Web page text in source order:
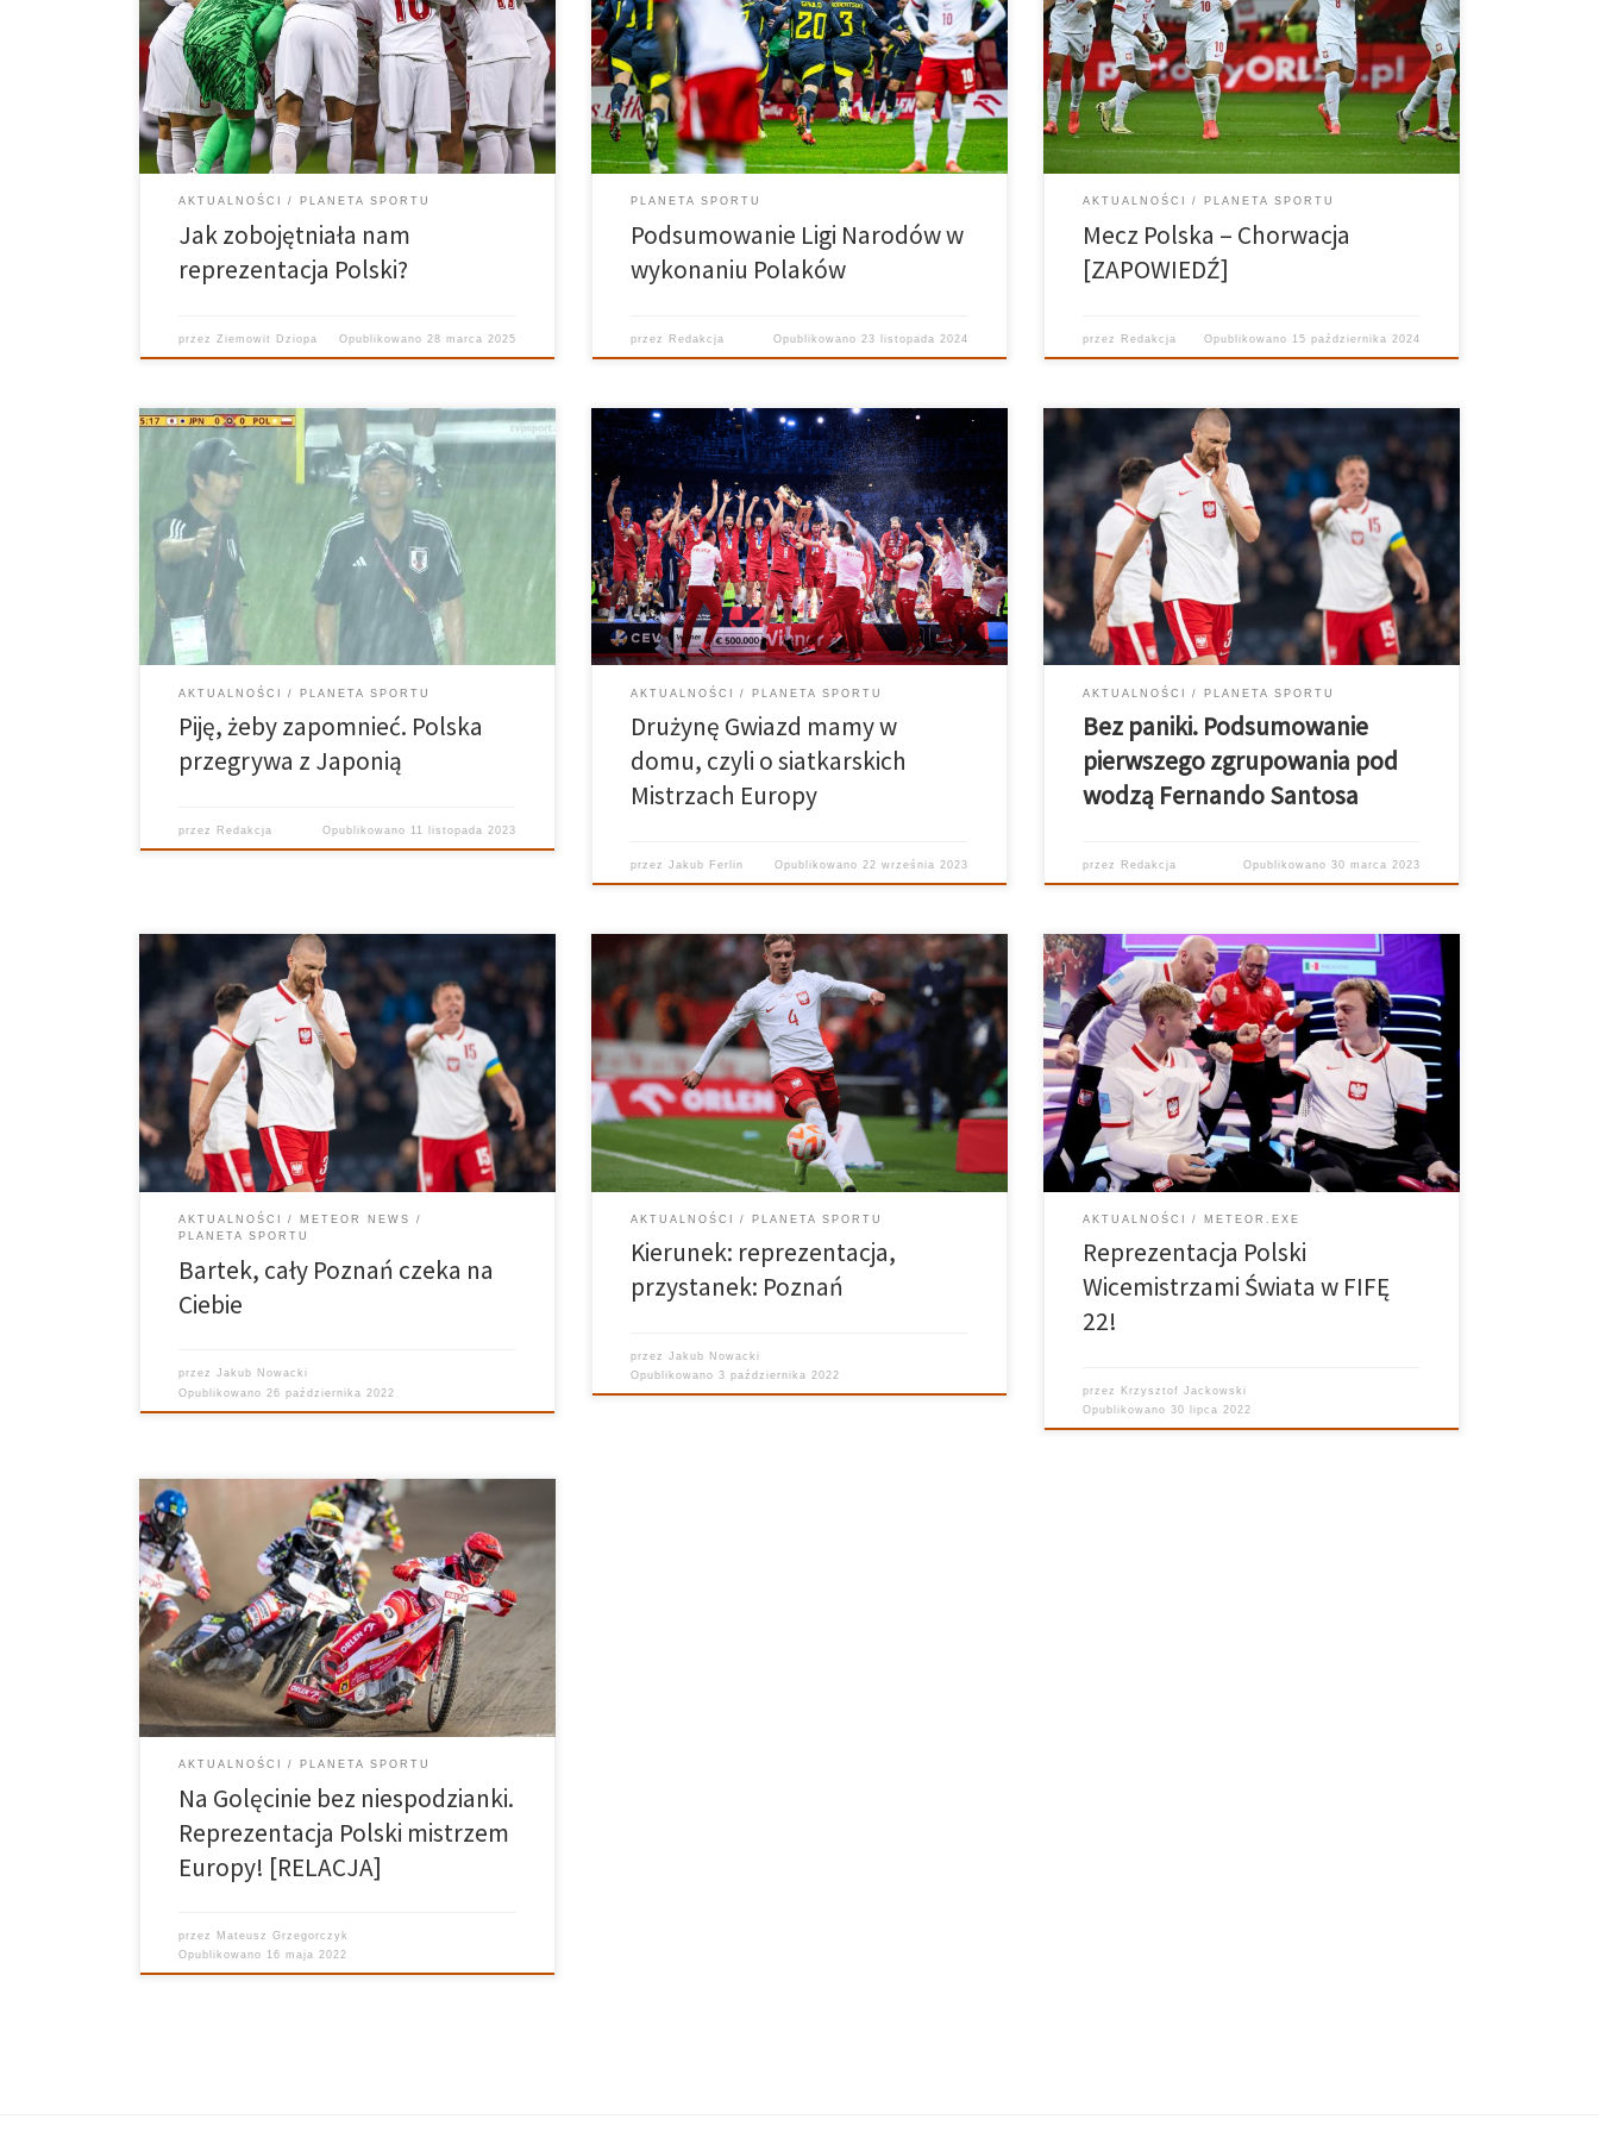
polskim futbolu jest zupełne zobojętnienie na
reprezentację Polski. Tkwimy w straszliwym marazmie,
wciąż karmimy się wspomnieniami z czasów Adama
Nawałki. Przez to powoli godzimy się z tym, że więcej
takich sukcesów, takiej reprezentacji […]
AKTUALNOŚCI PLANETA SPORTU
Jak zobojętniała nam
reprezentacja Polski?
przezZiemowit Dziopa Opublikowano 28 marca 2025
Polski w Lidze Narodów. 1 zwycięstwo, 1 remis i aż 4
porażki. Takie wyniki doprowadziły do spadku kadry
do Dywizji B. Jak możemy podsumować spotkania w
wykonaniu naszych „Orłów”? Kto pokazał się na […]
PLANETA SPORTU
Podsumowanie Ligi Narodów w
wykonaniu Polaków
przez Redakcja Opublikowano 23 listopada 2024
podejmie na PGE Stadionie Narodowym kadrę
Chorwacji. Polacy po kiepskim meczu z Portugalią
zagrają ponownie przed swoją publicznością i na
pewno będą chcieli się zrehabilitować. Chorwaci
natomiast […]
AKTUALNOŚCI PLANETA SPORTU
Mecz Polska – Chorwacja
[ZAPOWIEDŹ]
przez Redakcja Opublikowano 15 października 2024
Reprezentacja Polski do lat 17 na początku swojej
przygody z Mistrzostwami Świata przegraław starciu z
Japonią 0:1. Piłkarzom Marcina Włodarskiego,
pomimo wyraźnej ambicji, nie udało się przeciwstawić
wszelkim przeciwnościom losu. Drużyna uznawana za
najzdolniejszy rocznik w polskiej piłce od lat, […]
AKTUALNOŚCI PLANETA SPORTU
Piję, żeby zapomnieć. Polska
przegrywa z Japonią
przez Redakcja Opublikowano 11 listopada 2023
Do sukcesów reprezentacji Polski siatkarzy kibice
zdążyli się już przyzwyczaić. W XXI wieku
zanotowaliśmy dwa mistrzostwa świata, dwa
mistrzostwa Europy, zwycięstwa w Lidze Światowej i
jej współczesnym odpowiedniku w postaci Ligi
Narodów. Oprócz tego kilka medali z mniej cennych
kruszców […]
AKTUALNOŚCI PLANETA SPORTU
Drużynę Gwiazd mamy w
domu, czyli o siatkarskich
Mistrzach Europy
przezJakub Ferlin Opublikowano 22 września 2023
24 stycznia 2023 roku Fernando Santos oficjalnie objął
stery w reprezentacji Polski w piłce nożnej. Przybycie
tego doświadczonego szkoleniowca przez wielu było
traktowane jak zbawienie. Polska piłka nigdy nie miała
tak utytułowanego trenera, więc wszyscy czekali na
pierwszy mecz pod […]
AKTUALNOŚCI PLANETA SPORTU
Bez paniki. Podsumowanie
pierwszego zgrupowania pod
wodzą Fernando Santosa
przez Redakcja Opublikowano 30 marca 2023
24 marca 2022 roku odbyło się towarzyskie spotkanie
reprezentacji Polski i Szkocji. Podczas jednego ze
starć kontuzji doznał obrońca Lecha, Bartosz
Salamon, który po latach wrócił do kadry narodowej.
Jego absencja miała trwać zaledwie kilka tygodni,
lecz życie napisało inny […]
AKTUALNOŚCI
METEOR NEWS
PLANETA SPORTU
Bartek, cały Poznań czeka na
Ciebie
przezJakub Nowacki
Opublikowano 26 października 2022
W meczu Polska-Holandia na Stadionie Narodowym w
Warszawie swój debiut w koszulce z orzełkiem na
piersi zaliczył piłkarz poznańskiego Lecha, Michał
Skóraś. Zawodnik Kolejorza pojawił się na boisku w
79. minucie spotkania, zastępując Nicolę Zalewskiego i
rozegrał w biało-czerwonych barwach […]
AKTUALNOŚCI PLANETA SPORTU
Kierunek: reprezentacja,
przystanek: Poznań
przezJakub Nowacki
Opublikowano3 października 2022
30 lipca 2022 roku zostanie zapisany złotymi literami
w historycznym kalendarzu polskiego e-sportu.
Reprezentacja Polski w składzie Damian „Damie”
Augustyniak, Kacper „Furman” Furmanek i Bartosz
„Bejott” Jakubowski zostali wicemistrzami świata w
FIFĘ 22! W finale FIFAe Nations Series 2022 Polacy […]
AKTUALNOŚCI METEOR.EXE
Reprezentacja Polski
Wicemistrzami Świata w FIFĘ
22!
przez Krzysztof Jackowski
Opublikowano30 lipca 2022
Reprezentacja Polski nie pozostawiła żadnych
złudzeń podczas finału Drużynowych Mistrzostw
Europy na żużlu. Z łatwością pokonała Duńczyków,
Brytyjczyków oraz Szwedów. Występ biało-
czerwonych pokazał, że nie wyszli z wprawy, jeśli
chodzi o formułę czwórmeczu rodem z Drużynowego
Pucharu Świata. Zdobyli łącznie […]
AKTUALNOŚCI PLANETA SPORTU
Na Golęcinie bez niespodzianki.
Reprezentacja Polski mistrzem
Europy! [RELACJA]
przez Mateusz Grzegorczyk
Opublikowano 16 maja 2022